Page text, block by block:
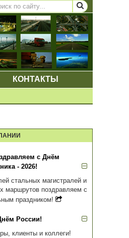
МЕНЮ
КОНТАКТЫ
с Днём
- 2026!
стальных магистралей и
маршрутов поздравляем с
праздником!
России!
клиенты и коллеги!